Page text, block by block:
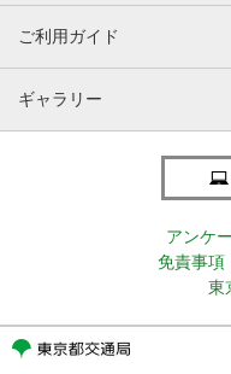
ご利用ガイド
ギャラリー
アンケ
免責事項
東